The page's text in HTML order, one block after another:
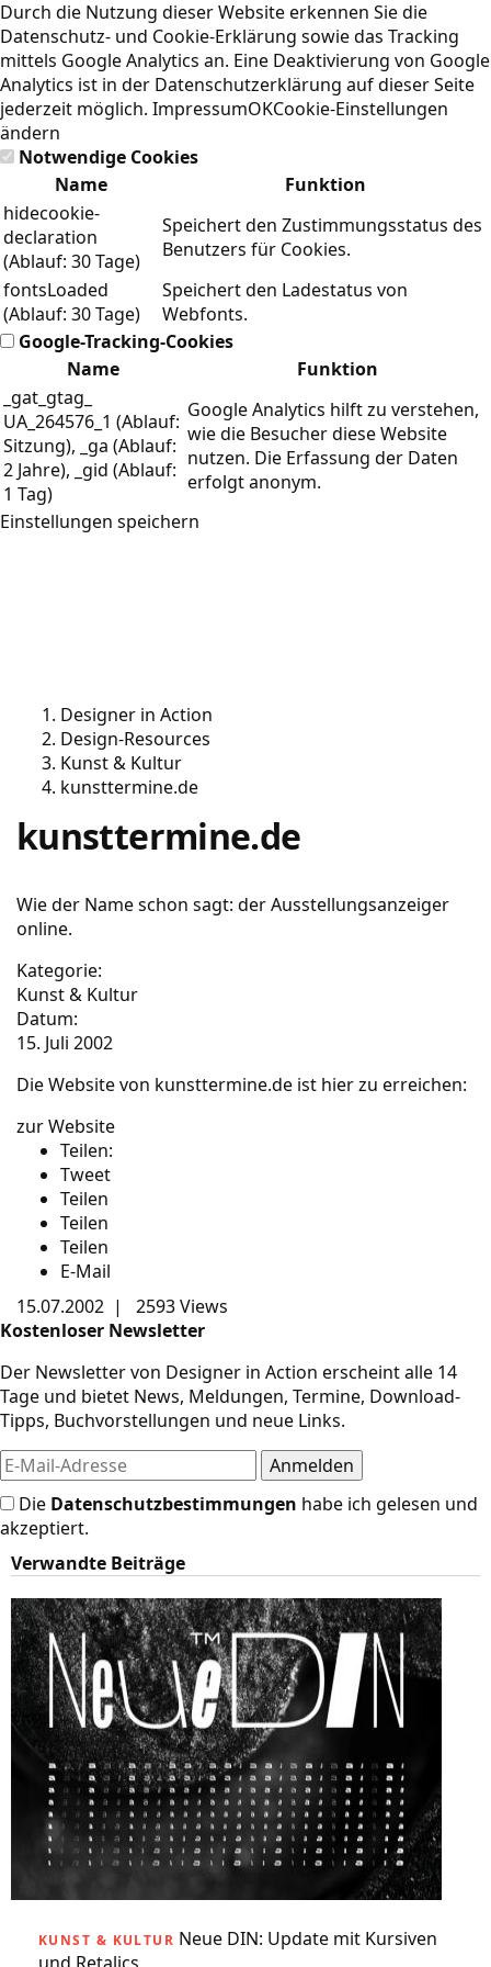
Durch die Nutzung dieser Website erkennen Sie die
Datenschutz- und Cookie-Erklärung sowie das Tracking
mittels Google Analytics an. Eine Deaktivierung von Google
Analytics ist in der Datenschutzerklärung auf dieser Seite
jederzeit möglich. ImpressumOKCookie-Einstellungen
ändern
Notwendige Cookies
Name
Funktion
hidecookie-
declaration
(Ablauf: 30 Tage)
Speichert den Zustimmungsstatus des
Benutzers für Cookies.
fontsLoaded
(Ablauf: 30 Tage)
Speichert den Ladestatus von
Webfonts.
Google-Tracking-Cookies
Name
Funktion
_gat_gtag_
UA_264576_1 (Ablauf:
Sitzung), _ga (Ablauf:
2 Jahre), _gid (Ablauf:
1 Tag)
Google Analytics hilft zu verstehen,
wie die Besucher diese Website
nutzen. Die Erfassung der Daten
erfolgt anonym.
Einstellungen speichern
Designer in Action
Design-Resources
Kunst & Kultur
kunsttermine.de
kunsttermine.de
Wie der Name schon sagt: der Ausstellungsanzeiger
online.
Kategorie:
Kunst & Kultur
Datum:
15. Juli 2002
Die Website von kunsttermine.de ist hier zu erreichen:
zur Website
Teilen:
Tweet
Teilen
Teilen
Teilen
E-Mail
15.07.2002 |
2593 Views
Kostenloser Newsletter
Der Newsletter von Designer in Action erscheint alle 14
Tage und bietet News, Meldungen, Termine, Download-
Tipps, Buchvorstellungen und neue Links.
Die Datenschutzbestimmungen habe ich gelesen und
akzeptiert.
Verwandte Beiträge
KUNST & KULTUR Neue DIN: Update mit Kursiven